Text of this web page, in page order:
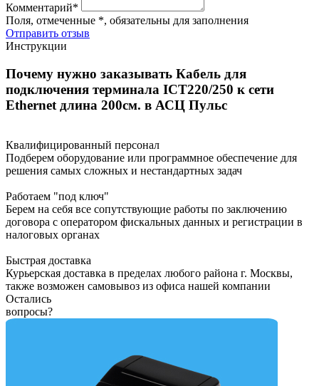
Комментарий*
Поля, отмеченные *, обязательны для заполнения
Отправить отзыв
Инструкции
Почему нужно заказывать Кабель для
подключения терминала ICT220/250 к сети
Ethernet длина 200см. в АСЦ Пульс
Квалифицированный персонал
Подберем оборудование или программное обеспечение для
решения самых сложных и нестандартных задач
Работаем "под ключ"
Берем на себя все сопутствующие работы по заключению
договора с оператором фискальных данных и регистрации в
налоговых органах
Быстрая доставка
Курьерская доставка в пределах любого района г. Москвы,
также возможен самовывоз из офиса нашей компании
Остались
вопросы?